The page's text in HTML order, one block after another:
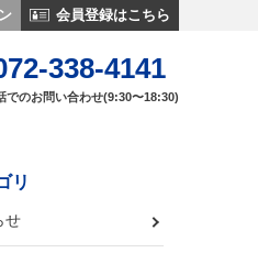
会員登録はこちら
338-4141
でのお問い合わせ(9:30〜18:30)
リ
せ